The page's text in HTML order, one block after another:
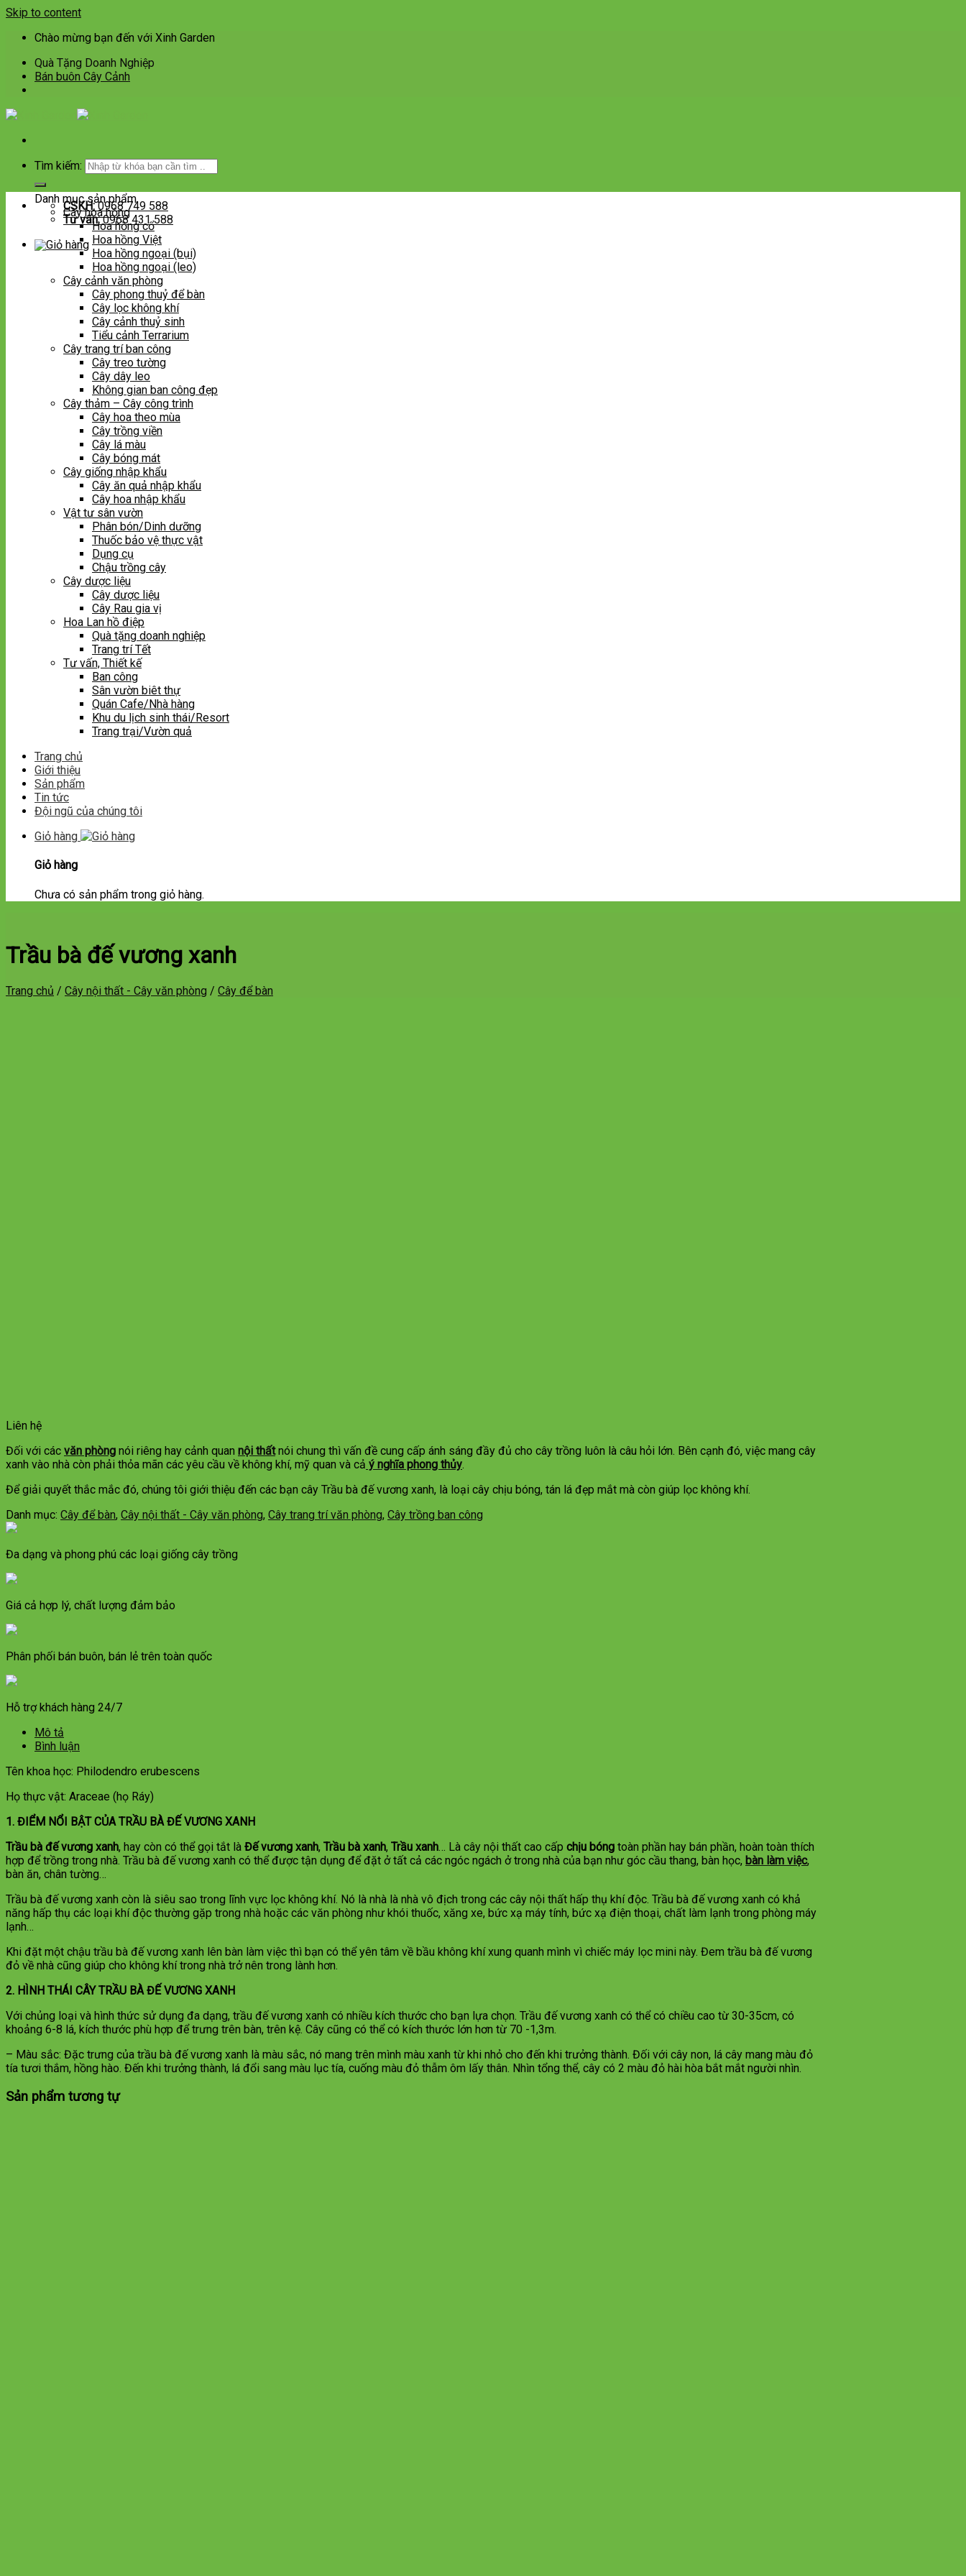
Skip to content
Chào mừng bạn đến với Xinh Garden
Quà Tặng Doanh Nghiệp
Bán buôn Cây Cảnh
Tìm kiếm:
CSKH:0968 749 588
Tư vấn:0968 431 588
Danh mục sản phẩm
Cây hoa hồng
Hoa hồng cổ
Hoa hồng Việt
Hoa hồng ngoại (bụi)
Hoa hồng ngoại (leo)
Cây cảnh văn phòng
Cây phong thuỷ để bàn
Cây lọc không khí
Cây cảnh thuỷ sinh
Tiểu cảnh Terrarium
Cây trang trí ban công
Cây treo tường
Cây dây leo
Không gian ban công đẹp
Cây thảm – Cây công trình
Cây hoa theo mùa
Cây trồng viền
Cây lá màu
Cây bóng mát
Cây giống nhập khẩu
Cây ăn quả nhập khẩu
Cây hoa nhập khẩu
Vật tư sân vườn
Phân bón/Dinh dưỡng
Thuốc bảo vệ thực vật
Dụng cụ
Chậu trồng cây
Cây dược liệu
Cây dược liệu
Cây Rau gia vị
Hoa Lan hồ điệp
Quà tặng doanh nghiệp
Trang trí Tết
Tư vấn, Thiết kế
Ban công
Sân vườn biêt thự
Quán Cafe/Nhà hàng
Khu du lịch sinh thái/Resort
Trang trại/Vườn quả
Trang chủ
Giới thiệu
Sản phẩm
Tin tức
Đội ngũ của chúng tôi
Giỏ hàng
Giỏ hàng
Chưa có sản phẩm trong giỏ hàng.
Trầu bà đế vương xanh
Trang chủ / Cây nội thất - Cây văn phòng / Cây để bàn
Liên hệ
Đối với các văn phòng nói riêng hay cảnh quan nội thấtnói chung thì vấn đề cung cấp ánh sáng đầy đủ cho cây trồng luôn là câu hỏi lớn. Bên cạnh đó, việc mang cây
xanh vào nhà còn phải thỏa mãn các yêu cầu về không khí, mỹ quan và cả ý nghĩa phong thủy.
Để giải quyết thắc mắc đó, chúng tôi giới thiệu đến các bạn cây Trầu bà đế vương xanh, là loại cây chịu bóng, tán lá đẹp mắt mà còn giúp lọc không khí.
Danh mục: Cây để bàn, Cây nội thất - Cây văn phòng, Cây trang trí văn phòng, Cây trồng ban công
Đa dạng và phong phú các loại giống cây trồng
Giá cả hợp lý, chất lượng đảm bảo
Phân phối bán buôn, bán lẻ trên toàn quốc
Hỗ trợ khách hàng 24/7
Mô tả
Bình luận
Tên khoa học: Philodendro erubescens
Họ thực vật: Araceae (họ Ráy)
1. ĐIỂM NỔI BẬT CỦA TRẦU BÀ ĐẾ VƯƠNG XANH
Trầu bà đế vương xanh, hay còn có thể gọi tắt là Đế vương xanh, Trầu bà xanh, Trầu xanh… Là cây nội thất cao cấp chịu bóng toàn phần hay bán phần, hoàn toàn thích
hợp để trồng trong nhà. Trầu bà đế vương xanh có thể được tận dụng để đặt ở tất cả các ngóc ngách ở trong nhà của bạn như góc cầu thang, bàn học, bàn làm việc,
bàn ăn, chân tường…
Trầu bà đế vương xanh còn là siêu sao trong lĩnh vực lọc không khí. Nó là nhà là nhà vô địch trong các cây nội thất hấp thụ khí độc. Trầu bà đế vương xanh có khả
năng hấp thụ các loại khí độc thường gặp trong nhà hoặc các văn phòng như khói thuốc, xăng xe, bức xạ máy tính, bức xạ điện thoại, chất làm lạnh trong phòng máy
lạnh…
Khi đặt một chậu trầu bà đế vương xanh lên bàn làm việc thì bạn có thể yên tâm về bầu không khí xung quanh mình vì chiếc máy lọc mini này. Đem trầu bà đế vương
đỏ về nhà cũng giúp cho không khí trong nhà trở nên trong lành hơn.
2. HÌNH THÁI CÂY TRẦU BÀ ĐẾ VƯƠNG XANH
Với chủng loại và hình thức sử dụng đa dạng, trầu đế vương xanh có nhiều kích thước cho bạn lựa chọn. Trầu đế vương xanh có thể có chiều cao từ 30-35cm, có
khoảng 6-8 lá, kích thước phù hợp để trưng trên bàn, trên kệ. Cây cũng có thể có kích thước lớn hơn từ 70 -1,3m.
– Màu sắc: Đặc trưng của trầu bà đế vương xanh là màu sắc, nó mang trên mình màu xanh từ khi nhỏ cho đến khi trưởng thành. Đối với cây non, lá cây mang màu đỏ
tía tươi thắm, hồng hào. Đến khi trưởng thành, lá đổi sang màu lục tía, cuống màu đỏ thẫm ôm lấy thân. Nhìn tổng thể, cây có 2 màu đỏ hài hòa bắt mắt người nhìn.
Sản phẩm tương tự